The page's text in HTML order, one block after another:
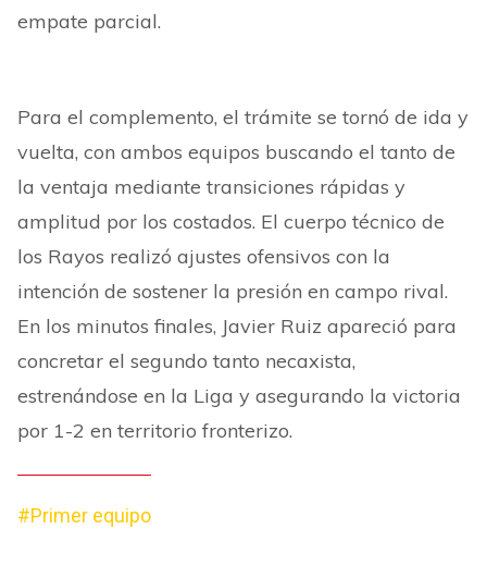
empate parcial.
Para el complemento, el trámite se tornó de ida y
vuelta, con ambos equipos buscando el tanto de
la ventaja mediante transiciones rápidas y
amplitud por los costados. El cuerpo técnico de
los Rayos realizó ajustes ofensivos con la
intención de sostener la presión en campo rival.
En los minutos finales, Javier Ruiz apareció para
concretar el segundo tanto necaxista,
estrenándose en la Liga y asegurando la victoria
por 1-2 en territorio fronterizo.
#Primer equipo